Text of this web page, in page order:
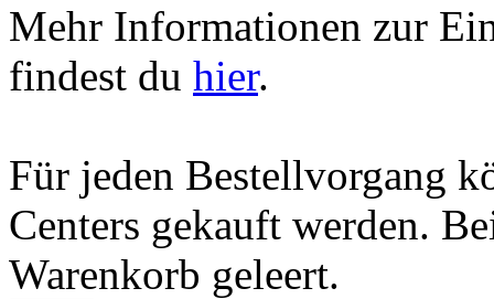
Mehr Informationen zur
findest du hier.
Für jeden Bestellvorgang
Centers gekauft werden.
Warenkorb geleert.